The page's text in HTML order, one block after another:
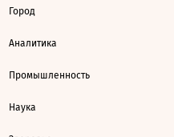
Город
Аналитика
Промышленность
Наука